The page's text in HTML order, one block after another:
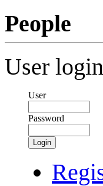
People
User login
User
Password
Login